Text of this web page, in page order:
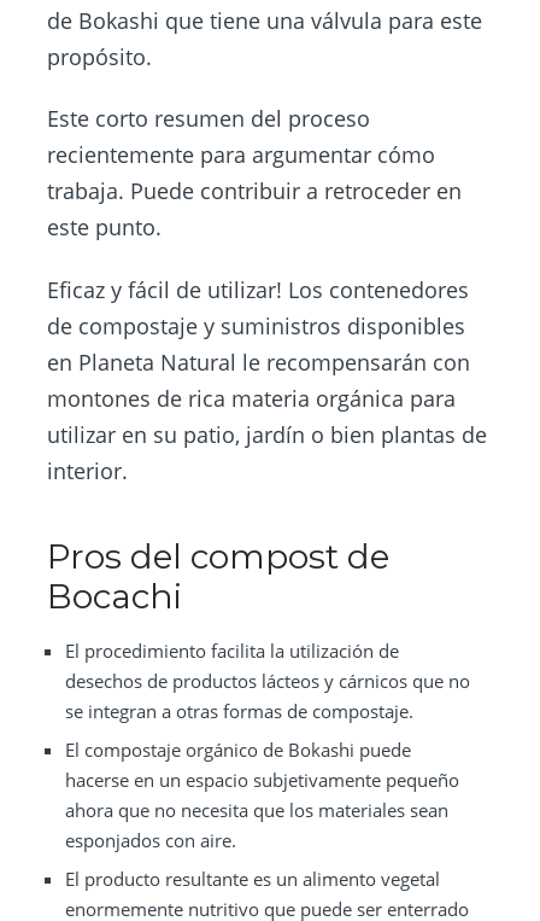
de Bokashi que tiene una válvula para este
propósito.
Este corto resumen del proceso
recientemente para argumentar cómo
trabaja. Puede contribuir a retroceder en
este punto.
Eficaz y fácil de utilizar! Los contenedores
de compostaje y suministros disponibles
en Planeta Natural le recompensarán con
montones de rica materia orgánica para
utilizar en su patio, jardín o bien plantas de
interior.
Pros del compost de
Bocachi
El procedimiento facilita la utilización de
desechos de productos lácteos y cárnicos que no
se integran a otras formas de compostaje.
El compostaje orgánico de Bokashi puede
hacerse en un espacio subjetivamente pequeño
ahora que no necesita que los materiales sean
esponjados con aire.
El producto resultante es un alimento vegetal
enormemente nutritivo que puede ser enterrado